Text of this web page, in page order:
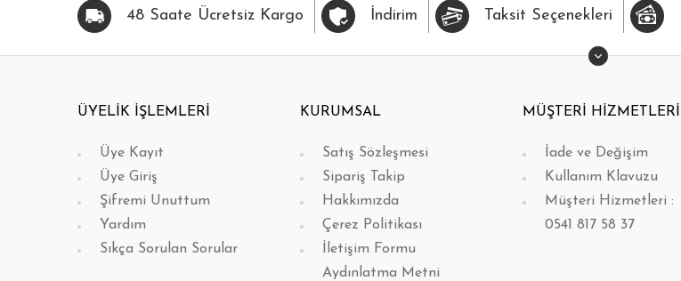
48 Saate Ücretsiz Kargo İndirim Taksit Seçenekleri
ÜYELİK İŞLEMLERİ
Üye Kayıt
Üye Giriş
Şifremi Unuttum
Yardım
Sıkça Sorulan Sorular
KURUMSAL
Satış Sözleşmesi
Sipariş Takip
Hakkımızda
Çerez Politikası
İletişim Formu
Aydınlatma Metni
MÜŞTERİ HİZMETLERİ
İade ve Değişim
Kullanım Klavuzu
Müşteri Hizmetleri :
0541 817 58 37